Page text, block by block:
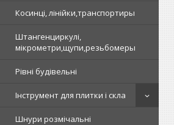
Косинці, лінійки,транспортиры
Штангенциркулі,
мікрометри,щупи,резьбомеры
Рівні будівельні
Інструмент для плитки і скла
Шнури розмічальні